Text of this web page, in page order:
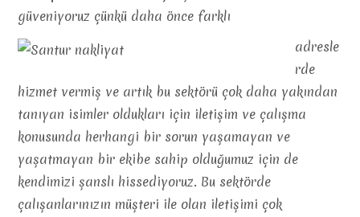
güveniyoruz çünkü daha önce farklı
adresle
rde
hizmet vermiş ve artık bu sektörü çok daha yakından
tanıyan isimler oldukları için iletişim ve çalışma
konusunda herhangi bir sorun yaşamayan ve
yaşatmayan bir ekibe sahip olduğumuz için de
kendimizi şanslı hissediyoruz. Bu sektörde
çalışanlarınızın müşteri ile olan iletişimi çok